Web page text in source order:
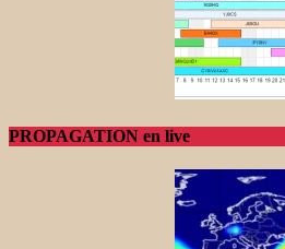
PROPAGATION en live